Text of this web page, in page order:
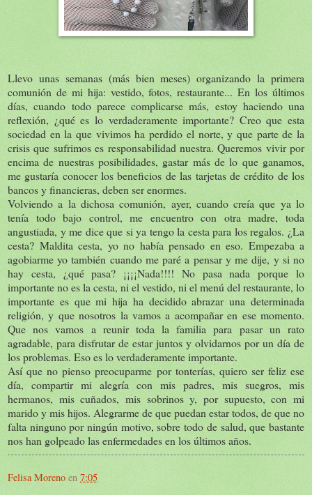
Llevo unas semanas (más bien meses) organizando la primera
comunión de mi hija: vestido, fotos, restaurante... En los últimos
días, cuando todo parece complicarse más, estoy haciendo una
reflexión, ¿qué es lo verdaderamente importante? Creo que esta
sociedad en la que vivimos ha perdido el norte, y que parte de la
crisis que sufrimos es responsabilidad nuestra. Queremos vivir por
encima de nuestras posibilidades, gastar más de lo que ganamos,
me gustaría conocer los beneficios de las tarjetas de crédito de los
bancos y financieras, deben ser enormes.
Volviendo a la dichosa comunión, ayer, cuando creía que ya lo
tenía todo bajo control, me encuentro con otra madre, toda
angustiada, y me dice que si ya tengo la cesta para los regalos. ¿La
cesta? Maldita cesta, yo no había pensado en eso. Empezaba a
agobiarme yo también cuando me paré a pensar y me dije, y si no
hay cesta, ¿qué pasa? ¡¡¡¡Nada!!!! No pasa nada porque lo
importante no es la cesta, ni el vestido, ni el menú del restaurante, lo
importante es que mi hija ha decidido abrazar una determinada
religión, y que nosotros la vamos a acompañar en ese momento.
Que nos vamos a reunir toda la familia para pasar un rato
agradable, para disfrutar de estar juntos y olvidarnos por un día de
los problemas. Eso es lo verdaderamente importante.
Así que no pienso preocuparme por tonterías, quiero ser feliz ese
día, compartir mi alegría con mis padres, mis suegros, mis
hermanos, mis cuñados, mis sobrinos y, por supuesto, con mi
marido y mis hijos. Alegrarme de que puedan estar todos, de que no
falta ninguno por ningún motivo, sobre todo de salud, que bastante
nos han golpeado las enfermedades en los últimos años.
Felisa Moreno en 7:05